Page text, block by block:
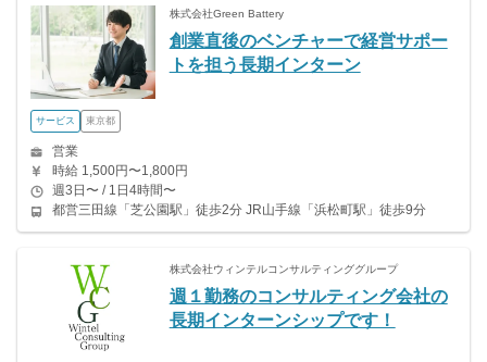
株式会社Green Battery
創業直後のベンチャーで経営サポー
トを担う長期インターン
サービス 東京都
営業
時給 1,500円〜1,800円
週3日〜 / 1日4時間〜
都営三田線「芝公園駅」徒歩2分 JR山手線「浜松町駅」徒歩9分
株式会社ウィンテルコンサルティンググループ
週１勤務のコンサルティング会社の
長期インターンシップです！